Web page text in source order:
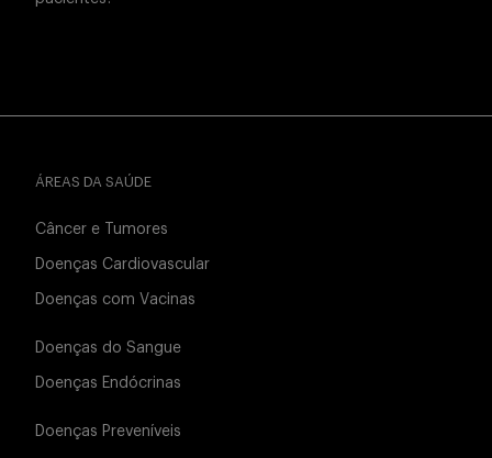
ÁREAS DA SAÚDE
Câncer e Tumores
Doenças Cardiovascular
Doenças com Vacinas
Doenças do Sangue
Doenças Endócrinas
Doenças Preveníveis